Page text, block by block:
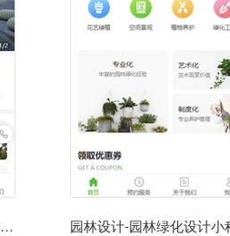
装饰设计小程序-装饰设计小程序模板